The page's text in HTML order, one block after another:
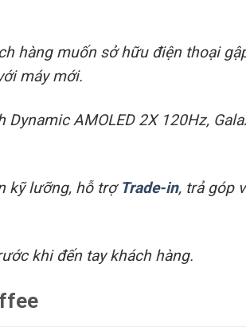
hàng muốn sở hữu điện thoại
máy mới.
AMOLED 2X 120Hz,
kỹ lưỡng, hỗ trợ Trade-in, trả góp
khi đến tay khách hàng.